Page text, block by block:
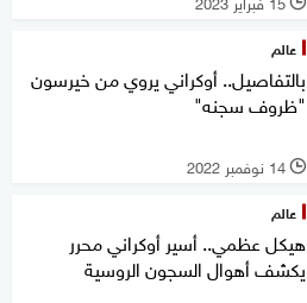
عالم
بالتفاصيل.. أوكراني يروي من خيرسون
"ظروف سجنه"
l 14 نوفمبر 2022
عالم
هيكل عظمي.. أسير أوكراني محرر
يكشف أهوال السجون الروسية